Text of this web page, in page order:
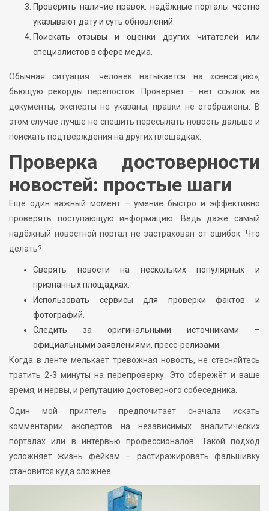
Проверить наличие правок: надёжные порталы честно
указывают дату и суть обновлений.
Поискать отзывы и оценки других читателей или
специалистов в сфере медиа.
Обычная ситуация: человек натыкается на «сенсацию»,
бьющую рекорды перепостов. Проверяет – нет ссылок на
документы, эксперты не указаны, правки не отображены. В
этом случае лучше не спешить пересылать новость дальше и
поискать подтверждения на других площадках.
Проверка достоверности
новостей: простые шаги
Ещё один важный момент – умение быстро и эффективно
проверять поступающую информацию. Ведь даже самый
надёжный новостной портал не застрахован от ошибок. Что
делать?
Сверять новости на нескольких популярных и
признанных площадках.
Использовать сервисы для проверки фактов и
фотографий.
Следить за оригинальными источниками –
официальными заявлениями, пресс-релизами.
Когда в ленте мелькает тревожная новость, не стесняйтесь
тратить 2-3 минуты на перепроверку. Это сбережёт и ваше
время, и нервы, и репутацию достоверного собеседника.
Один мой приятель предпочитает сначала искать
комментарии экспертов на независимых аналитических
порталах или в интервью профессионалов. Такой подход
усложняет жизнь фейкам – растиражировать фальшивку
становится куда сложнее.